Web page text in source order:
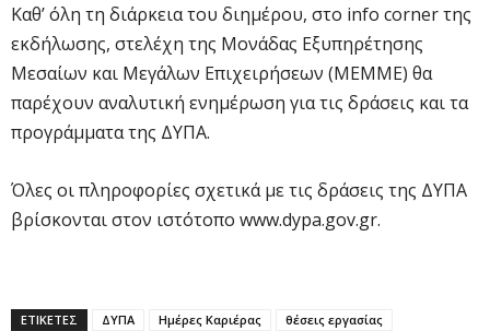
Καθ’ όλη τη διάρκεια του διημέρου, στο info corner της
εκδήλωσης, στελέχη της Μονάδας Εξυπηρέτησης
Μεσαίων και Μεγάλων Επιχειρήσεων (ΜΕΜΜΕ) θα
παρέχουν αναλυτική ενημέρωση για τις δράσεις και τα
προγράμματα της ΔΥΠΑ.
Όλες οι πληροφορίες σχετικά με τις δράσεις της ΔΥΠΑ
βρίσκονται στον ιστότοπο www.dypa.gov.gr.
ΕΤΙΚΕΤΕΣ ΔΥΠΑ Ημέρες Καριέρας
θέσεις εργασίας